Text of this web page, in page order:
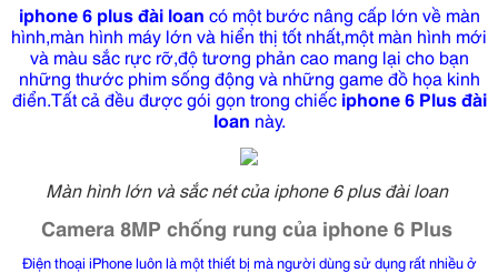
iphone 6 plus đài loan có một bước nâng cấp lớn về màn
hình,màn hình máy lớn và hiển thị tốt nhất,một màn hình mới
và màu sắc rực rỡ,độ tương phản cao mang lại cho bạn
những thước phim sống động và những game đồ họa kinh
điển.Tất cả đều được gói gọn trong chiếciphone 6 Plus đài
loan này.
Màn hình lớn và sắc nét của iphone 6 plus đài loan
Camera 8MP chống rung của iphone 6 Plus
Điện thoại iPhoneluôn là một thiết bị mà người dùng sử dụng rất nhiều ở